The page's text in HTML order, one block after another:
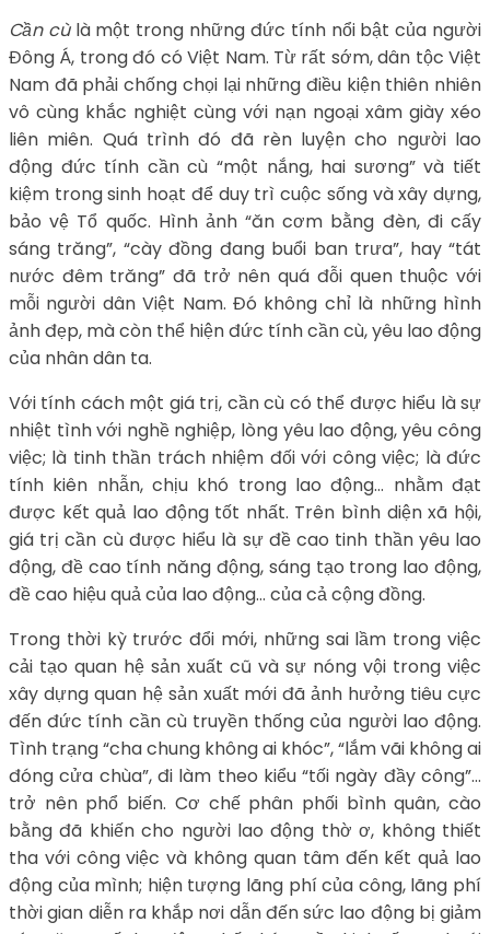
Cần cùlà một trong những đức tính nổi bật của người
Đông Á, trong đó có Việt Nam. Từ rất sớm, dân tộc Việt
Nam đã phải chống chọi lại những điều kiện thiên nhiên
vô cùng khắc nghiệt cùng với nạn ngoại xâm giày xéo
liên miên. Quá trình đó đã rèn luyện cho người lao
động đức tính cần cù “một nắng, hai sương” và tiết
kiệm trong sinh hoạt để duy trì cuộc sống và xây dựng,
bảo vệ Tổ quốc. Hình ảnh “ăn cơm bằng đèn, đi cấy
sáng trăng”, “cày đồng đang buổi ban trưa”, hay “tát
nước đêm trăng” đã trở nên quá đỗi quen thuộc với
mỗi người dân Việt Nam. Đó không chỉ là những hình
ảnh đẹp, mà còn thể hiện đức tính cần cù, yêu lao động
của nhân dân ta.
Với tính cách một giá trị, cần cù có thể được hiểu là sự
nhiệt tình với nghề nghiệp, lòng yêu lao động, yêu công
việc; là tinh thần trách nhiệm đối với công việc; là đức
tính kiên nhẫn, chịu khó trong lao động… nhằm đạt
được kết quả lao động tốt nhất. Trên bình diện xã hội,
giá trị cần cù được hiểu là sự đề cao tinh thần yêu lao
động, đề cao tính năng động, sáng tạo trong lao động,
đề cao hiệu quả của lao động… của cả cộng đồng.
Trong thời kỳ trước đổi mới, những sai lầm trong việc
cải tạo quan hệ sản xuất cũ và sự nóng vội trong việc
xây dựng quan hệ sản xuất mới đã ảnh hưởng tiêu cực
đến đức tính cần cù truyền thống của người lao động.
Tình trạng “cha chung không ai khóc”, “lắm vãi không ai
đóng cửa chùa”, đi làm theo kiểu “tối ngày đầy công”…
trở nên phổ biến. Cơ chế phân phối bình quân, cào
bằng đã khiến cho người lao động thờ ơ, không thiết
tha với công việc và không quan tâm đến kết quả lao
động của mình; hiện tượng lãng phí của công, lãng phí
thời gian diễn ra khắp nơi dẫn đến sức lao động bị giảm